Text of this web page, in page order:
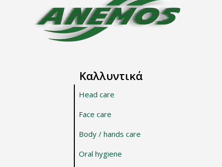
Καλλυντικά
Head care
Face care
Body / hands care
Oral hygiene